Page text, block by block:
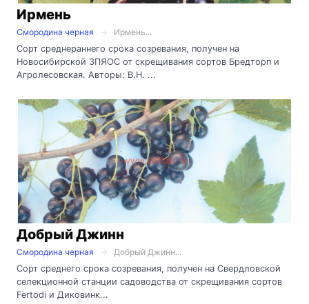
Ирмень
Смородина черная
Ирмень...
Сорт среднераннего срока созревания, получен на
Новосибирской ЗПЯОС от скрещивания сортов Бредторп и
Агролесовская. Авторы: В.Н. ...
Добрый Джинн
Смородина черная
Добрый Джинн...
Сорт среднего срока созревания, получен на Свердловской
селекционной станции садоводства от скрещивания сортов
Fertodi и Диковинк...